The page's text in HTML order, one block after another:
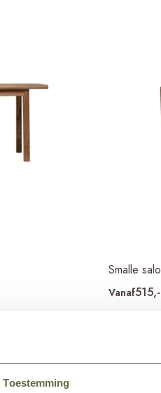
Toestemming
Smalle
Vanaf515,-